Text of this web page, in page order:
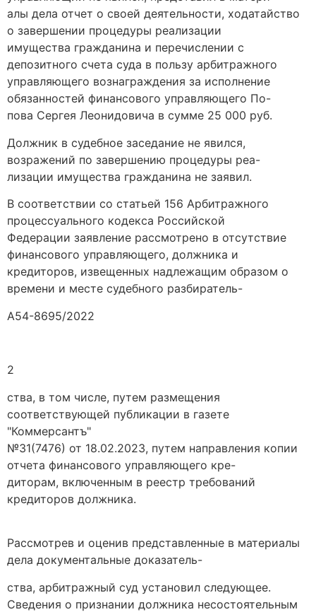
алы дела отчет о своей деятельности, ходатайство
о завершении процедуры реализации
имущества гражданина и перечислении с
депозитного счета суда в пользу арбитражного
управляющего вознаграждения за исполнение
обязанностей финансового управляющего По-
пова Сергея Леонидовича в сумме 25 000 руб.
Должник в судебное заседание не явился,
возражений по завершению процедуры реа-
лизации имущества гражданина не заявил.
В соответствии со статьей 156 Арбитражного
процессуального кодекса Российской
Федерации заявление рассмотрено в отсутствие
финансового управляющего, должника и
кредиторов, извещенных надлежащим образом о
времени и месте судебного разбиратель-
А54-8695/2022
2
ства, в том числе, путем размещения
соответствующей публикации в газете
"Коммерсантъ"
№31(7476) от 18.02.2023, путем направления копии
отчета финансового управляющего кре-
диторам, включенным в реестр требований
кредиторов должника.
Рассмотрев и оценив представленные в материалы
дела документальные доказатель-
ства, арбитражный суд установил следующее.
Сведения о признании должника несостоятельным